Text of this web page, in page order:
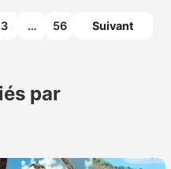
3 … 56 Suivant
par